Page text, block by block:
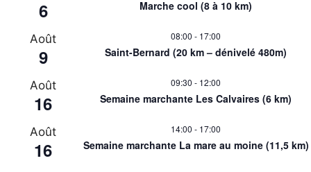
6 Marche cool (8 à 10 km)
Août
9
08:00 - 17:00
Saint-Bernard (20 km – dénivelé 480m)
Août
16
09:30 - 12:00
Semaine marchante Les Calvaires (6 km)
Août
16
14:00 - 17:00
Semaine marchante La mare au moine (11,5 km)